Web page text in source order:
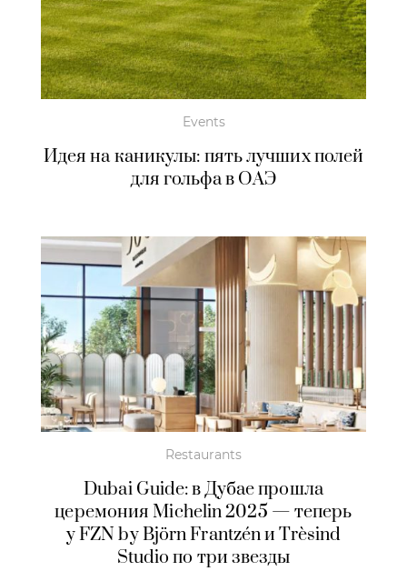
Events
Идея на каникулы: пять лучших полей
для гольфа в ОАЭ
Restaurants
Dubai Guide: в Дубае прошла
церемония Michelin 2025 — теперь
у FZN by Björn Frantzén и Trèsind
Studio по три звезды